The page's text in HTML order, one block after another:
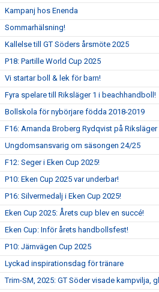
Kampanj hos Enenda
Sommarhälsning!
Kallelse till GT Söders årsmöte 2025
P18: Partille World Cup 2025
Vi startar boll & lek för barn!
Fyra spelare till Riksläger 1 i beachhandboll!
Bollskola för nybörjare födda 2018-2019
F16: Amanda Broberg Rydqvist på Riksläger
Ungdomsansvarig om säsongen 24/25
F12: Seger i Eken Cup 2025!
P10: Eken Cup 2025 var underbar!
P16: Silvermedalj i Eken Cup 2025!
Eken Cup 2025: Årets cup blev en succé!
Eken Cup: Inför årets handbollsfest!
P10: Järnvägen Cup 2025
Lyckad inspirationsdag för tränare
Trim-SM, 2025: GT Söder visade kampvilja,